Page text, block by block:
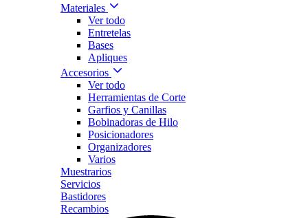
Materiales
Ver todo
Entretelas
Bases
Apliques
Accesorios
Ver todo
Herramientas de Corte
Garfios y Canillas
Bobinadoras de Hilo
Posicionadores
Organizadores
Varios
Muestrarios
Servicios
Bastidores
Recambios